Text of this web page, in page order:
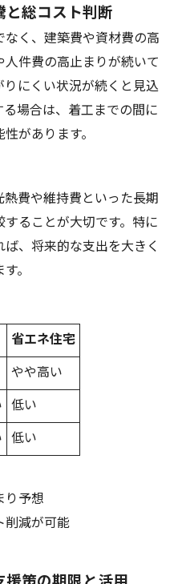
総コスト判断
く、建築費や資材費の高
件費の高止まりが続いて
にくい状況が続くと見込
場合は、着工までの間に
があります。
費や維持費といった長期
ることが大切です。特に
、将来的な支出を大きく
。
省エネ住宅
やや高い
低い
低い
り予想
削減が可能